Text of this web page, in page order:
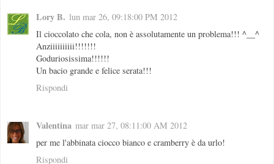
Lory B. lun mar 26, 09:18:00 PM 2012
Il cioccolato che cola, non è assolutamente un problema!!! ^__^
Anziiiiiiiiii!!!!!!!
Goduriosissima!!!!!!
Un bacio grande e felice serata!!!
Rispondi
Valentina mar mar 27, 08:11:00 AM 2012
per me l'abbinata ciocco bianco e cramberry è da urlo!
Rispondi